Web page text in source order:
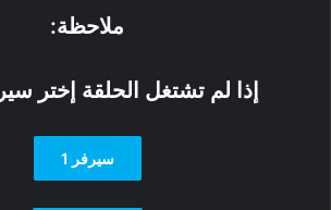
ملاحظة:
إذا لم تشتغل الحلقة إختر سيرفر 1
سيرفر 1